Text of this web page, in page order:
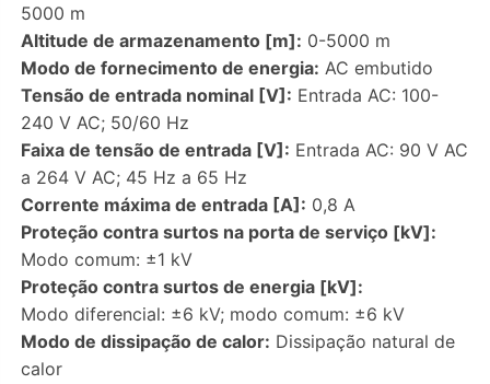
5000 m
Altitude de armazenamento [m]: 0-5000 m
Modo de fornecimento de energia: AC embutido
Tensão de entrada nominal [V]: Entrada AC: 100-
240 V AC; 50/60 Hz
Faixa de tensão de entrada [V]: Entrada AC: 90 V AC
a 264 V AC; 45 Hz a 65 Hz
Corrente máxima de entrada [A]: 0,8 A
Proteção contra surtos na porta de serviço [kV]:
Modo comum: ±1 kV
Proteção contra surtos de energia [kV]:
Modo diferencial: ±6 kV; modo comum: ±6 kV
Modo de dissipação de calor: Dissipação natural de
calor